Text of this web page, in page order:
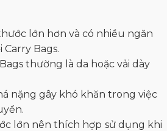
lớn hơn và có nhiều ngăn
Bags.
thường là da hoặc vải dày
nặng gây khó khăn trong việc
lớn nên thích hợp sử dụng khi